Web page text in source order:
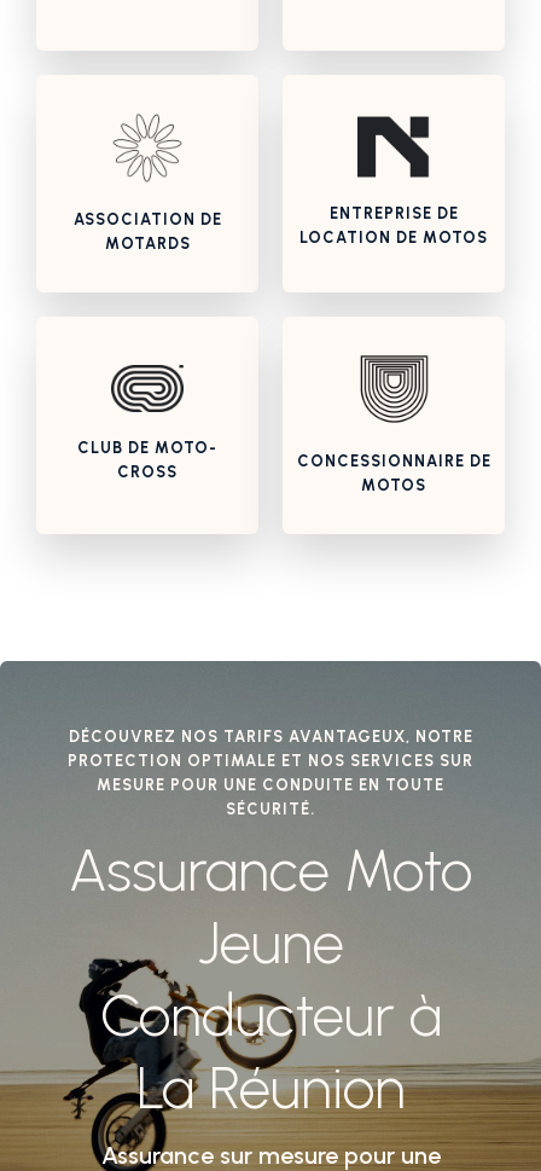
ASSOCIATION DE
MOTARDS
ENTREPRISE DE
LOCATION DE MOTOS
CLUB DE MOTO-
CROSS
CONCESSIONNAIRE DE
MOTOS
DÉCOUVREZ NOS TARIFS AVANTAGEUX, NOTRE
PROTECTION OPTIMALE ET NOS SERVICES SUR
MESURE POUR UNE CONDUITE EN TOUTE
SÉCURITÉ.
Assurance Moto
Jeune
Conducteur à
La Réunion
Assurance sur mesure pour une